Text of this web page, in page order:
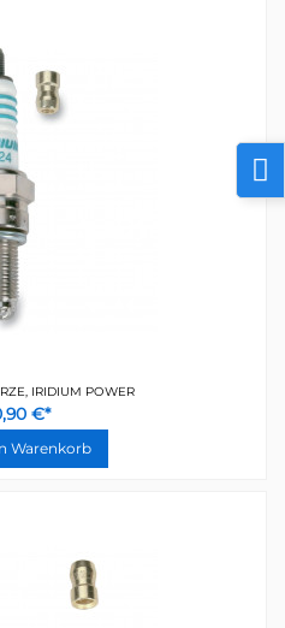
IRIDIUM POWER
€*
Warenkorb